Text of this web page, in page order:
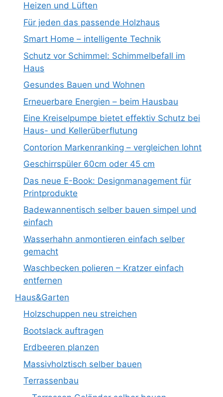
Heizen und Lüften
Für jeden das passende Holzhaus
Smart Home – intelligente Technik
Schutz vor Schimmel: Schimmelbefall im
Haus
Gesundes Bauen und Wohnen
Erneuerbare Energien – beim Hausbau
Eine Kreiselpumpe bietet effektiv Schutz bei
Haus- und Kellerüberflutung
Contorion Markenranking – vergleichen lohnt
Geschirrspüler 60cm oder 45 cm
Das neue E-Book: Designmanagement für
Printprodukte
Badewannentisch selber bauen simpel und
einfach
Wasserhahn anmontieren einfach selber
gemacht
Waschbecken polieren – Kratzer einfach
entfernen
Haus&Garten
Holzschuppen neu streichen
Bootslack auftragen
Erdbeeren planzen
Massivholztisch selber bauen
Terrassenbau